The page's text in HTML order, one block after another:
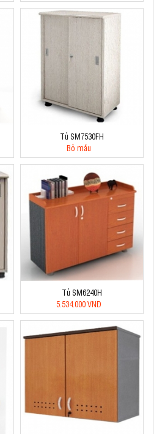
Tủ SM7530FH
Bỏ mẫu
Tủ SM6240H
5.534.000 VNĐ